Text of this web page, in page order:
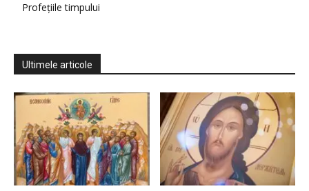
Profețiile timpului
Ultimele articole